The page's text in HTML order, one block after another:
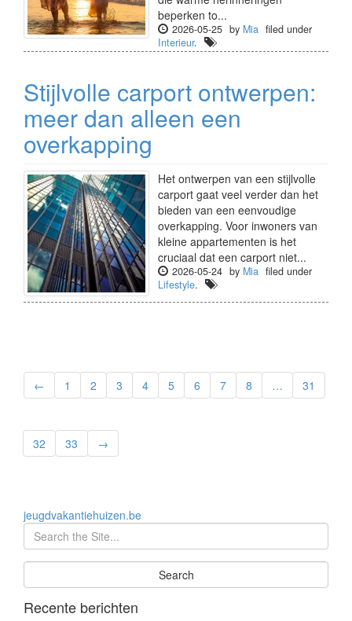
beperken to...
2026-05-25 by Mia filed under
Interieur.
Stijlvolle carport ontwerpen:
meer dan alleen een
overkapping
Het ontwerpen van een stijlvolle
carport gaat veel verder dan het
bieden van een eenvoudige
overkapping. Voor inwoners van
kleine appartementen is het
cruciaal dat een carport niet...
2026-05-24 by Mia filed under
Lifestyle.
← 1 2 3 4 5 6 7 8 … 31
32 33 →
jeugdvakantiehuizen.be
Recente berichten